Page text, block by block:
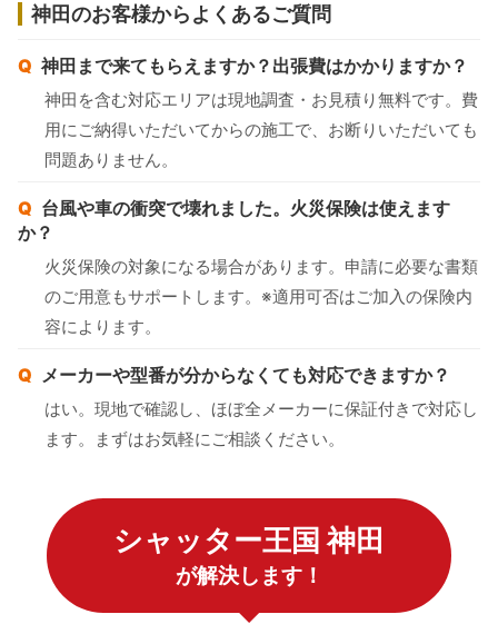
神田のお客様からよくあるご質問
神田まで来てもらえますか？出張費はかかりますか？
神田を含む対応エリアは現地調査・お見積り無料です。費
用にご納得いただいてからの施工で、お断りいただいても
問題ありません。
台風や車の衝突で壊れました。火災保険は使えます
か？
火災保険の対象になる場合があります。申請に必要な書類
のご用意もサポートします。※適用可否はご加入の保険内
容によります。
メーカーや型番が分からなくても対応できますか？
はい。現地で確認し、ほぼ全メーカーに保証付きで対応し
ます。まずはお気軽にご相談ください。
シャッター王国 神田
が解決します！